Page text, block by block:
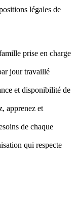
légales de
prise en charge
jour travaillé
et disponibilité de
apprenez et
de chaque
qui respecte